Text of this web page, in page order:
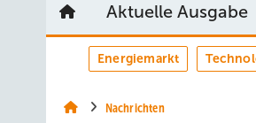
Aktuelle Ausgabe
Energiemarkt
Nachrichten